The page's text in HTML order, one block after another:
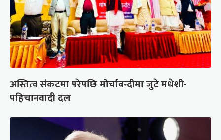
अस्तित्व संकटमा परेपछि मोर्चाबन्दीमा जुटे मधेशी-
पहिचानवादी दल